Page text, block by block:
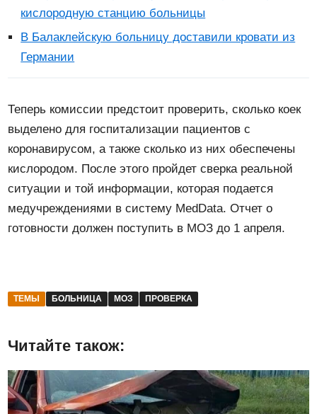
кислородную станцию больницы
В Балаклейскую больницу доставили кровати из
Германии
Теперь комиссии предстоит проверить, сколько коек
выделено для госпитализации пациентов с
коронавирусом, а также сколько из них обеспечены
кислородом. После этого пройдет сверка реальной
ситуации и той информации, которая подается
медучреждениями в систему MedData. Отчет о
готовности должен поступить в МОЗ до 1 апреля.
ТЕМЫ БОЛЬНИЦА МОЗ ПРОВЕРКА
Читайте також: